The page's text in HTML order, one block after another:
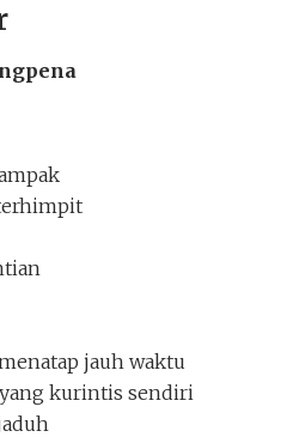
jauh waktu
kurintis sendiri